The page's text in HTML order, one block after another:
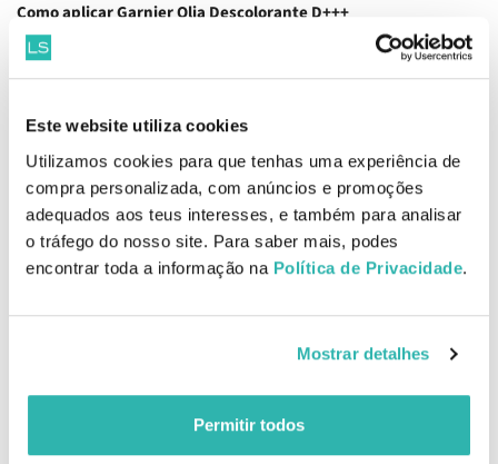
Este website utiliza cookies
Utilizamos cookies para que tenhas uma experiência de
compra personalizada, com anúncios e promoções
adequados aos teus interesses, e também para analisar
o tráfego do nosso site. Para saber mais, podes
encontrar toda a informação na Política de Privacidade.
Mostrar detalhes
Permitir todos
Como aplicarGarnier Olia Descolorante D+++
Passo 1 - Preparação: A mistura do creme revelador com o creme
colorante faz-se no frasco Olia.
Passo 2 - Aplicação: O bico aplicador permite-lhe controlar com
mãos. Deixe a cor actuar durante 30 minutos e passe por água.
Passo 3 - Tratamento multi-aplicações de brilho e suavidade:
Aplique por todo o cabelo como uma máscara e deixe actuar
alguns minutos antes de enxaguar. Os seus generosos 54ml
permitem conservá-lo para utilizar nas próximas lavagens.
EAN: 3600541919457
Informações de Segurança